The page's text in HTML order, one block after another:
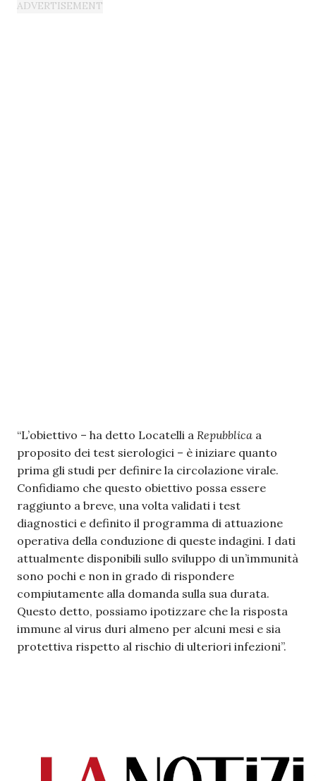
“L’obiettivo – ha detto Locatelli a Repubblica a
proposito dei test sierologici – è iniziare quanto
prima gli studi per definire la circolazione virale.
Confidiamo che questo obiettivo possa essere
raggiunto a breve, una volta validati i test
diagnostici e definito il programma di attuazione
operativa della conduzione di queste indagini. I dati
attualmente disponibili sullo sviluppo di un’immunità
sono pochi e non in grado di rispondere
compiutamente alla domanda sulla sua durata.
Questo detto, possiamo ipotizzare che la risposta
immune al virus duri almeno per alcuni mesi e sia
protettiva rispetto al rischio di ulteriori infezioni”.